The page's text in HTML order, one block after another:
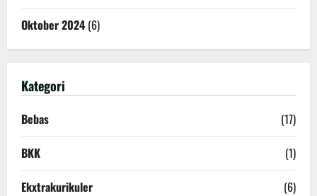
Oktober 2024 (6)
Kategori
Bebas
(17)
BKK
(1)
Ekxtrakurikuler
(6)